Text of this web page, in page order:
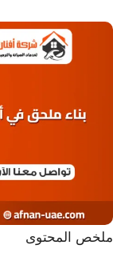
ملخص المحتوى